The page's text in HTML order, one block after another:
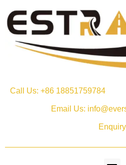
Call Us: +86 18851759784
Email Us:
Enquiry